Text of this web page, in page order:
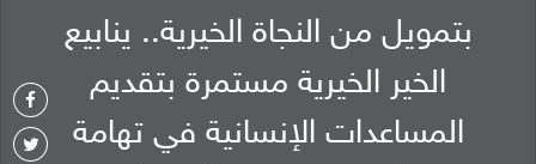
بتمويل من النجاة الخيرية.. ينابيع
الخير الخيرية مستمرة بتقديم
المساعدات الإنسانية في تهامة